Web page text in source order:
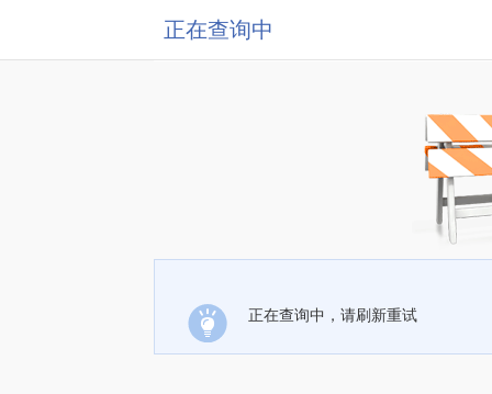
正在查询中
正在查询中，请刷新重试